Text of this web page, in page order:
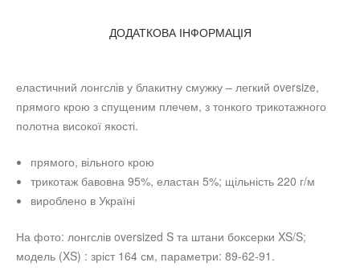
ДОДАТКОВА ІНФОРМАЦІЯ
еластичний лонгслів у блакитну смужку – легкий oversize,
прямого крою з спущеним плечем, з тонкого трикотажного
полотна високої якості.
прямого, вільного крою
трикотаж бавовна 95%, еластан 5%; щільність 220 г/м
вироблено в Україні
На фото: лонгслів oversized S та штани боксерки XS/S;
модель (XS) : зріст 164 см, параметри: 89-62-91.